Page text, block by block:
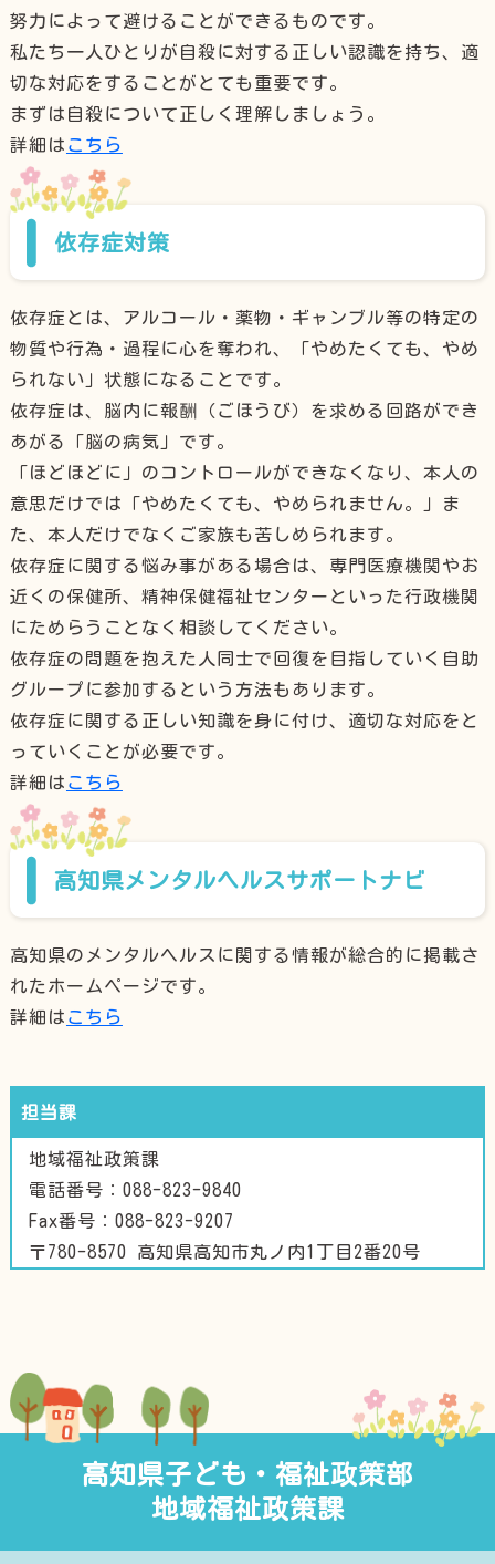
努力によって避けることができるものです。
私たち一人ひとりが自殺に対する正しい認識を持ち、適
切な対応をすることがとても重要です。
まずは自殺について正しく理解しましょう。
詳細は こちら
依存症対策
依存症とは、アルコール・薬物・ギャンブル等の特定の
物質や行為・過程に心を奪われ、「やめたくても、やめ
られない」状態になることです。
依存症は、脳内に報酬（ごほうび）を求める回路ができ
あがる「脳の病気」です。
「ほどほどに」のコントロールができなくなり、本人の
意思だけでは「やめたくても、やめられません。」ま
た、本人だけでなくご家族も苦しめられます。
依存症に関する悩み事がある場合は、専門医療機関やお
近くの保健所、精神保健福祉センターといった行政機関
にためらうことなく相談してください。
依存症の問題を抱えた人同士で回復を目指していく自助
グループに参加するという方法もあります。
依存症に関する正しい知識を身に付け、適切な対応をと
っていくことが必要です。
詳細は こちら
高知県メンタルヘルスサポートナビ
高知県のメンタルヘルスに関する情報が総合的に掲載さ
れたホームページです。
詳細は こちら
担当課
地域福祉政策課
電話番号：088-823-9840
Fax番号：088-823-9207
〒780-8570 高知県高知市丸ノ内1丁目2番20号
高知県子ども・福祉政策部
地域福祉政策課